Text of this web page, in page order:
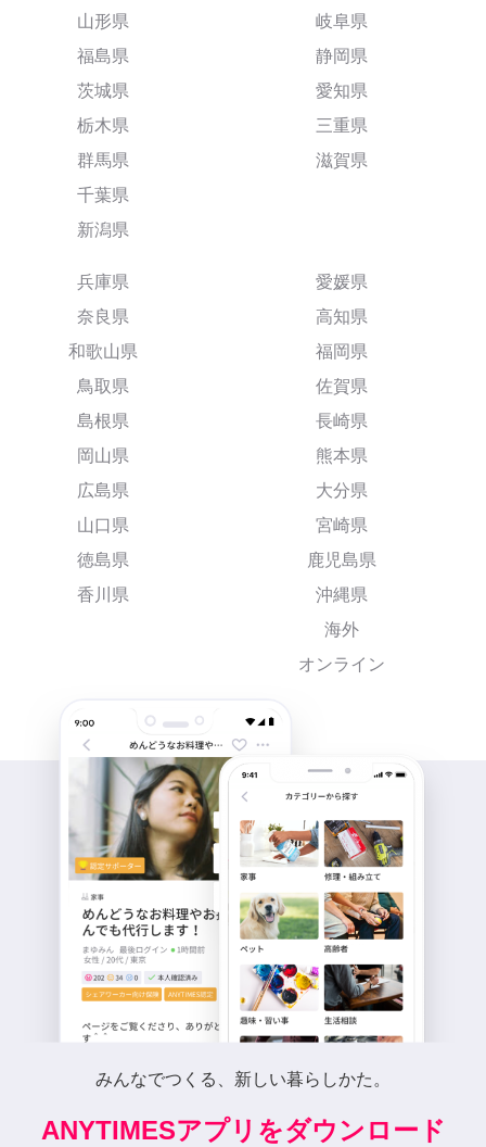
山形県
福島県
茨城県
栃木県
群馬県
千葉県
新潟県
岐阜県
静岡県
愛知県
三重県
滋賀県
兵庫県
奈良県
和歌山県
鳥取県
島根県
岡山県
広島県
山口県
徳島県
香川県
愛媛県
高知県
福岡県
佐賀県
長崎県
熊本県
大分県
宮崎県
鹿児島県
沖縄県
海外
オンライン
みんなでつくる、新しい暮らしかた。
ANYTIMESアプリをダウンロード